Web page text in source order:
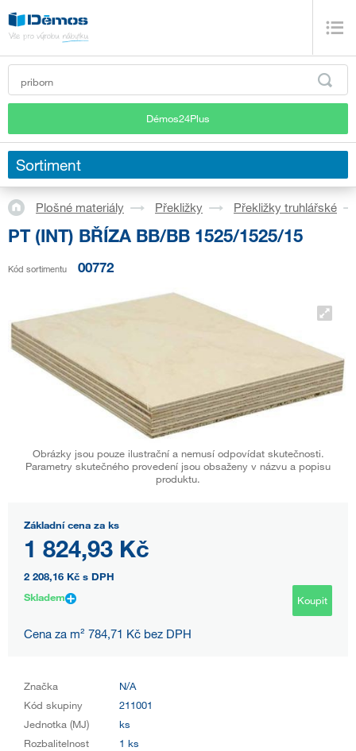
Démos24Plus
Sortiment
Plošné materiály Překližky Překližky truhlářské
PT (INT) BŘÍZA BB/BB 1525/1525/15
Kód sortimentu 00772
Obrázky jsou pouze ilustrační a nemusí odpovídat skutečnosti.
Parametry skutečného provedení jsou obsaženy v názvu a popisu
produktu.
Základní cena za ks
1 824,93 Kč
2 208,16 Kč s DPH
Skladem
Koupit
Cena za m² 784,71 Kč bez DPH
Značka
N/A
Kód skupiny
211001
Jednotka (MJ)
ks
Rozbalitelnost
1 ks